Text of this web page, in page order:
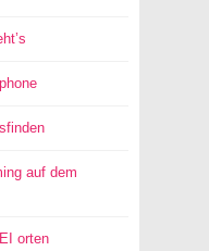
auf dem
orten